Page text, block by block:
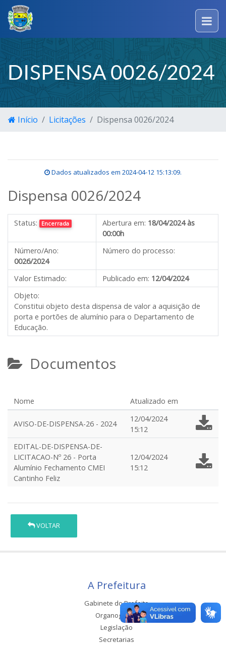
DISPENSA 0026/2024
Início Licitações Dispensa 0026/2024
Dados atualizados em 2024-04-12 15:13:09.
Dispensa 0026/2024
Status: Encerrada Abertura em: 18/04/2024 às
00:00h
Número/Ano:
0026/2024
Número do processo:
Valor Estimado: Publicado em: 12/04/2024
Objeto:
Constitui objeto desta dispensa de valor a aquisição de
porta e portões de alumínio para o Departamento de
Educação.
Documentos
Nome Atualizado em
AVISO-DE-DISPENSA-26 - 2024
12/04/2024
15:12
EDITAL-DE-DISPENSA-DE-
LICITACAO-Nº 26 - Porta
Alumínio Fechamento CMEI
Cantinho Feliz
12/04/2024
15:12
VOLTAR
A Prefeitura
Gabinete do Prefeito
Organograma
Legislação
Secretarias